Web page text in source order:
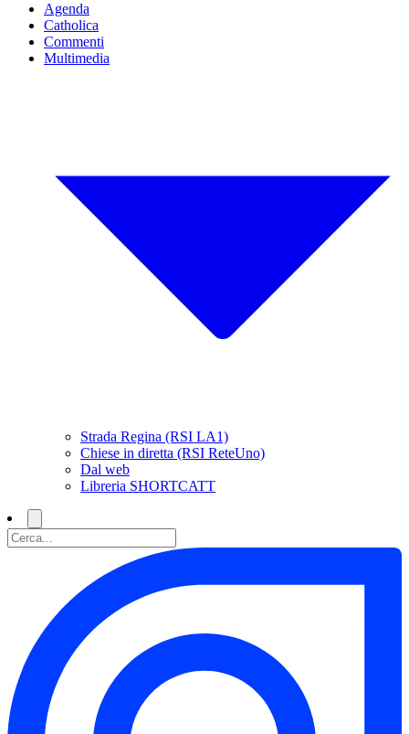
Agenda
Catholica
Commenti
Multimedia
Strada Regina (RSI LA1)
Chiese in diretta (RSI ReteUno)
Dal web
Libreria SHORTCATT